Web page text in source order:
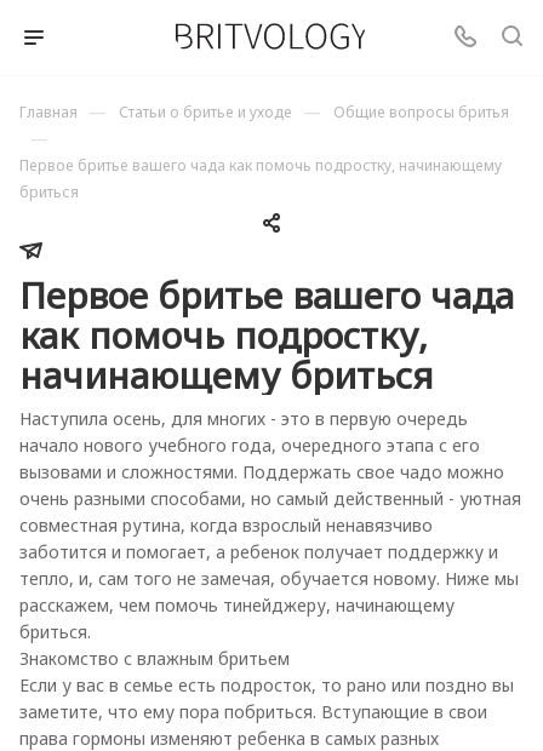
Главная — Статьи о бритье и уходе — Общие вопросы бритья
—
Первое бритье вашего чада как помочь подростку, начинающему
бриться
Первое бритье вашего чада
как помочь подростку,
начинающему бриться
Наступила осень, для многих - это в первую очередь
начало нового учебного года, очередного этапа с его
вызовами и сложностями. Поддержать свое чадо можно
очень разными способами, но самый действенный - уютная
совместная рутина, когда взрослый ненавязчиво
заботится и помогает, а ребенок получает поддержку и
тепло, и, сам того не замечая, обучается новому. Ниже мы
расскажем, чем помочь тинейджеру, начинающему
бриться.
Знакомство с влажным бритьем
Если у вас в семье есть подросток, то рано или поздно вы
заметите, что ему пора побриться. Вступающие в свои
права гормоны изменяют ребенка в самых разных